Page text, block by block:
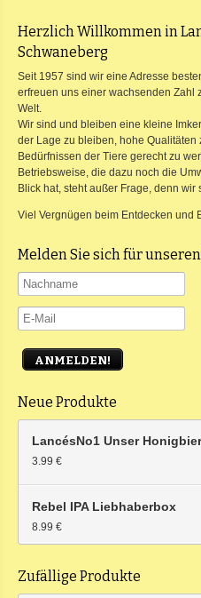
Herzlich Willkommen in
Schwaneberg
Seit 1957 sind wir eine Adresse
erfreuen uns einer wachsenden Zahl
Welt.
Wir sind und bleiben eine kleine
der Lage zu bleiben, hohe
Bedürfnissen der Tiere gerecht zu
Betriebsweise, die dazu noch die
Blick hat, steht außer Frage, denn
Viel Vergnügen beim Entdecken und
Melden Sie sich für
Neue Produkte
LancésNo1 Unser Honigbier
3.99 €
Rebel IPA Liebhaberbox
8.99 €
Zufällige Produkte